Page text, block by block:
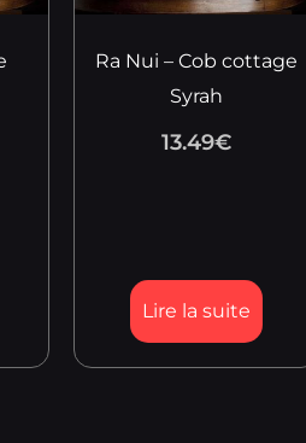
Ra Nui – Cob cottage
Syrah
13.49€
Lire la suite